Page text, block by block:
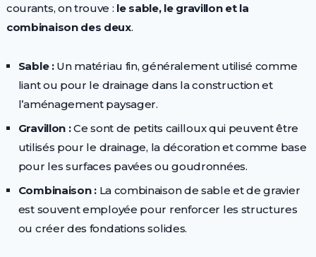
courants, on trouve : le sable, le gravillon et la
combinaison des deux.
Sable :Un matériau fin, généralement utilisé comme
liant ou pour le drainage dans la construction et
l’aménagement paysager.
Gravillon :Ce sont de petits cailloux qui peuvent être
utilisés pour le drainage, la décoration et comme base
pour les surfaces pavées ou goudronnées.
Combinaison :La combinaison de sable et de gravier
est souvent employée pour renforcer les structures
ou créer des fondations solides.